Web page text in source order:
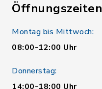
Öffnungszeiten
Montag bis Mittwoch:
08:00-12:00 Uhr
Donnerstag:
14:00-18:00 Uhr